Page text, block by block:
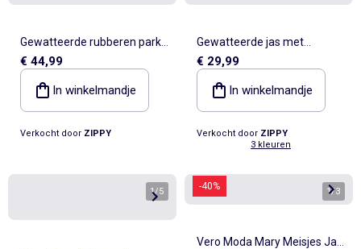
Gewatteerde rubberen parka
met capuchon en
bloemenprint
€ 44,99
In winkelmandje
Verkocht door ZIPPY
Gewatteerde jas met
capuchon en voering van
polarfleece
€ 29,99
In winkelmandje
Verkocht door ZIPPY
3 kleuren
1/5 -40% 1/3
Vero Moda Mary Meisjes Jas